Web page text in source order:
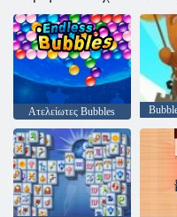
Ατελείωτες Bubbles